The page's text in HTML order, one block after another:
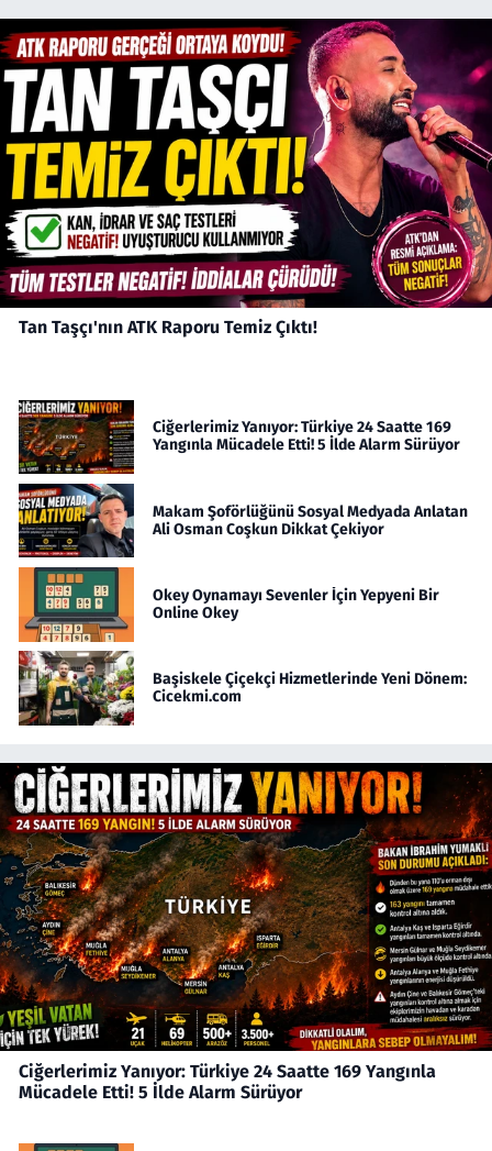
Tan Taşçı'nın ATK Raporu Temiz Çıktı!
Ciğerlerimiz Yanıyor: Türkiye 24 Saatte 169
Yangınla Mücadele Etti! 5 İlde Alarm Sürüyor
Makam Şoförlüğünü Sosyal Medyada Anlatan
Ali Osman Coşkun Dikkat Çekiyor
Okey Oynamayı Sevenler İçin Yepyeni Bir
Online Okey
Başiskele Çiçekçi Hizmetlerinde Yeni Dönem:
Cicekmi.com
Ciğerlerimiz Yanıyor: Türkiye 24 Saatte 169 Yangınla
Mücadele Etti! 5 İlde Alarm Sürüyor